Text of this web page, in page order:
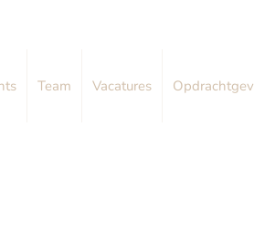
Team Vacatures